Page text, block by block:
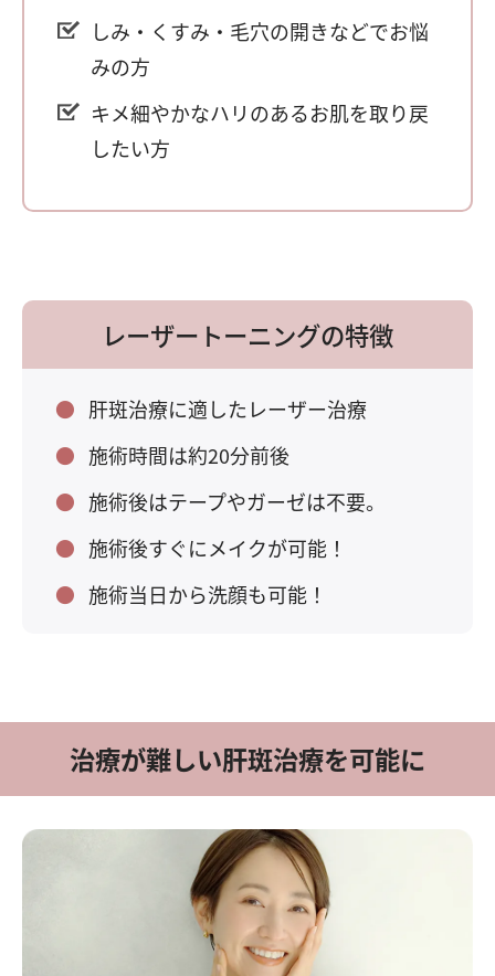
しみ・くすみ・毛穴の開きなどでお悩
みの方
キメ細やかなハリのあるお肌を取り戻
したい方
レーザートーニングの特徴
肝斑治療に適したレーザー治療
施術時間は約20分前後
施術後はテープやガーゼは不要。
施術後すぐにメイクが可能！
施術当日から洗顔も可能！
治療が難しい肝斑治療を可能に